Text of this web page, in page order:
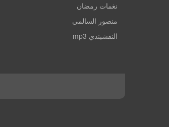
نغمات رمضان
منصور السالمي
النقشبندي mp3